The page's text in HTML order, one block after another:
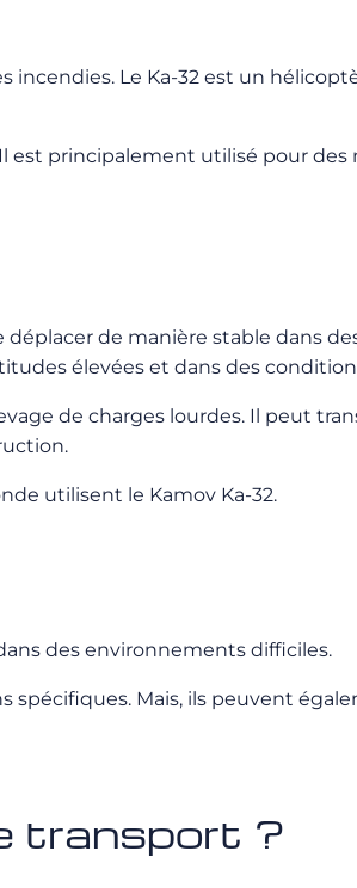
Le Ka-32 est un
est principalement utilisé pour des
de manière stable dans
élevées et dans des
de charges lourdes. Il peut
utilisent le Kamov Ka-32.
des environnements difficiles.
spécifiques. Mais, ils peuvent
transport ?